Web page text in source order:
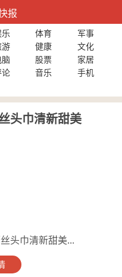
报
体育
军事
健康
文化
脑 股票
家居
音乐
手机
头巾清新甜美
头巾清新甜美...